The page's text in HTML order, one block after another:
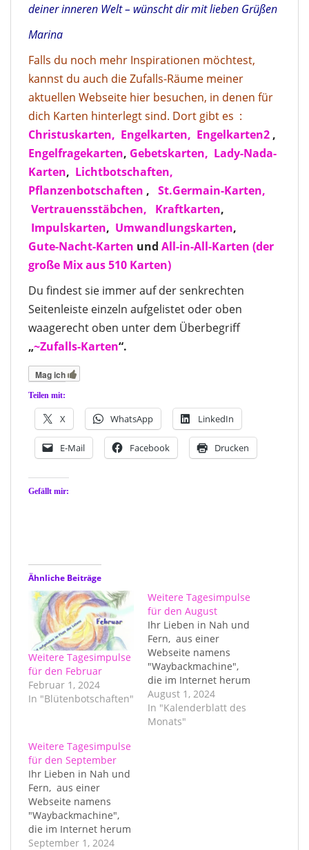
deiner inneren Welt – wünscht dir mit lieben Grüßen
Marina
Falls du noch mehr Inspirationen möchtest,
kannst du auch die Zufalls-Räume meiner
aktuellen Webseite hier besuchen, in denen für
dich Karten hinterlegt sind. Dort gibt es :
Christuskarten, Engelkarten, Engelkarten2 ,
Engelfragekarten, Gebetskarten, Lady-Nada-
Karten, Lichtbotschaften,
Pflanzenbotschaften , St.Germain-Karten,
Vertrauensstäbchen,
Kraftkarten,
Impulskarten, Umwandlungskarten,
Gute-Nacht-Karten und All-in-All-Karten (der
große Mix aus 510 Karten)
Du findest sie immer auf der senkrechten
Seitenleiste einzeln aufgelistet oder oben
waagerecht oben unter dem Überbegriff
„~Zufalls-Karten“.
Mag ich
Teilen mit:
X WhatsApp LinkedIn
E-Mail Facebook Drucken
Gefällt mir:
Ähnliche Beiträge
Weitere Tagesimpulse
für den Februar
Februar 1, 2024
In "Blütenbotschaften"
Weitere Tagesimpulse
für den August
Ihr Lieben in Nah und
Fern, aus einer
Webseite namens
"Waybackmachine",
die im Internet herum
saust und sporadisch
seit vielen Jahren
einige Beiträge alter
August 1, 2024
In "Kalenderblatt des
Monats"
Weitere Tagesimpulse
für den September
Ihr Lieben in Nah und
Fern, aus einer
Webseite namens
"Waybackmachine",
die im Internet herum
saust und sporadisch
September 1, 2024